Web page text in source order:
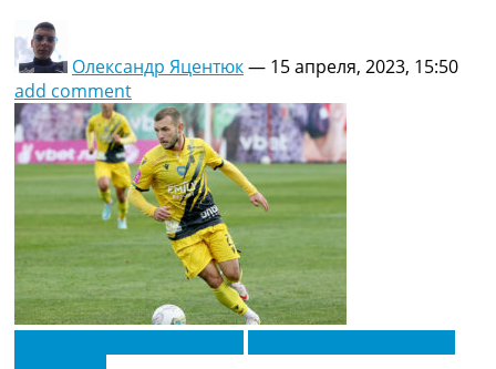
Олександр Яцентюк— 15 апреля, 2023, 15:50
add comment